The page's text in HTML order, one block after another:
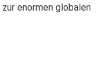
enormen globalen